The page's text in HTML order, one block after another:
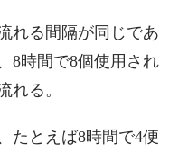
れる間隔が同じであ
8時間で8個使用され
れる。
たとえば8時間で4便